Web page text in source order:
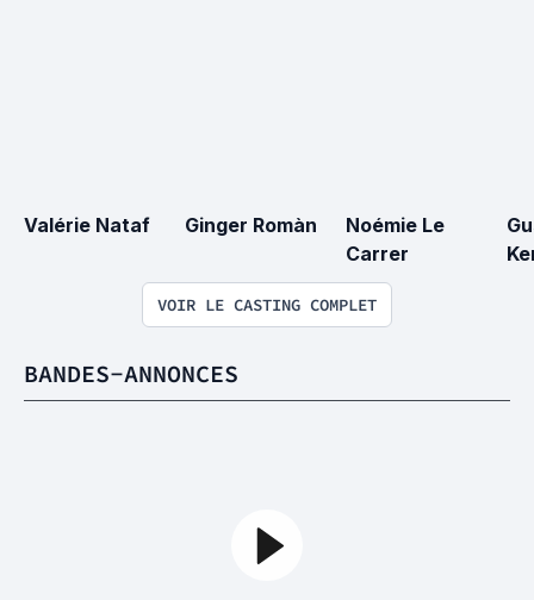
Valérie Nataf Ginger Romàn
Noémie Le
Carrer
VOIR LE CASTING COMPLET
BANDES-ANNONCES